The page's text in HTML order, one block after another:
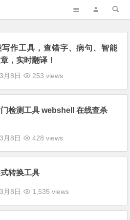
写作工具，查错字、病句、智能
，实时翻译！
月8日 253 views
门检测工具 webshell 在线查杀
月8日 428 views
转换工具
月8日 1,535 views